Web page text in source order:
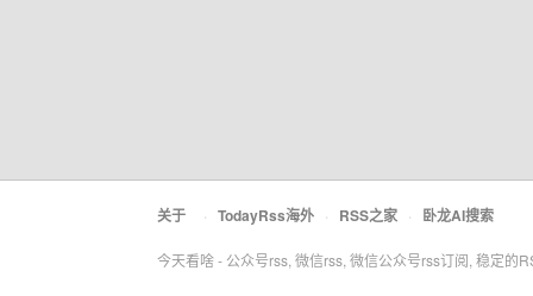
关于 · TodayRss海外 · RSS之家 · 卧龙AI搜索
今天看啥 - 公众号rss, 微信rss, 微信公众号rss订阅, 稳定的